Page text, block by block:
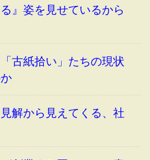
』姿を見せているから
古紙拾い」たちの現状
解から見えてくる、社